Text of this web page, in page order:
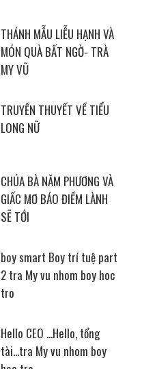
THÁNH MẪU LIỄU HẠNH VÀ
MÓN QUÀ BẤT NGỜ- TRÀ
MY VŨ
TRUYỀN THUYẾT VỀ TIỂU
LONG NỮ
CHÚA BÀ NĂM PHƯƠNG VÀ
GIẤC MƠ BÁO ĐIỀM LÀNH
SẼ TỚI
boy smart Boy trí tuệ part
2 tra My vu nhom boy hoc
tro
Hello CEO ...Hello, tổng
tài...tra My vu nhom boy